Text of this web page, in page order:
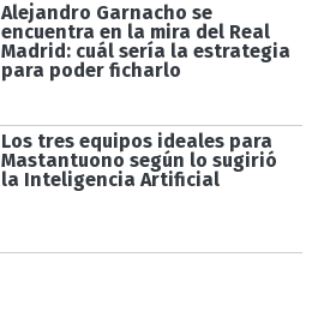
Alejandro Garnacho se
encuentra en la mira del Real
Madrid: cuál sería la estrategia
para poder ficharlo
Los tres equipos ideales para
Mastantuono según lo sugirió
la Inteligencia Artificial